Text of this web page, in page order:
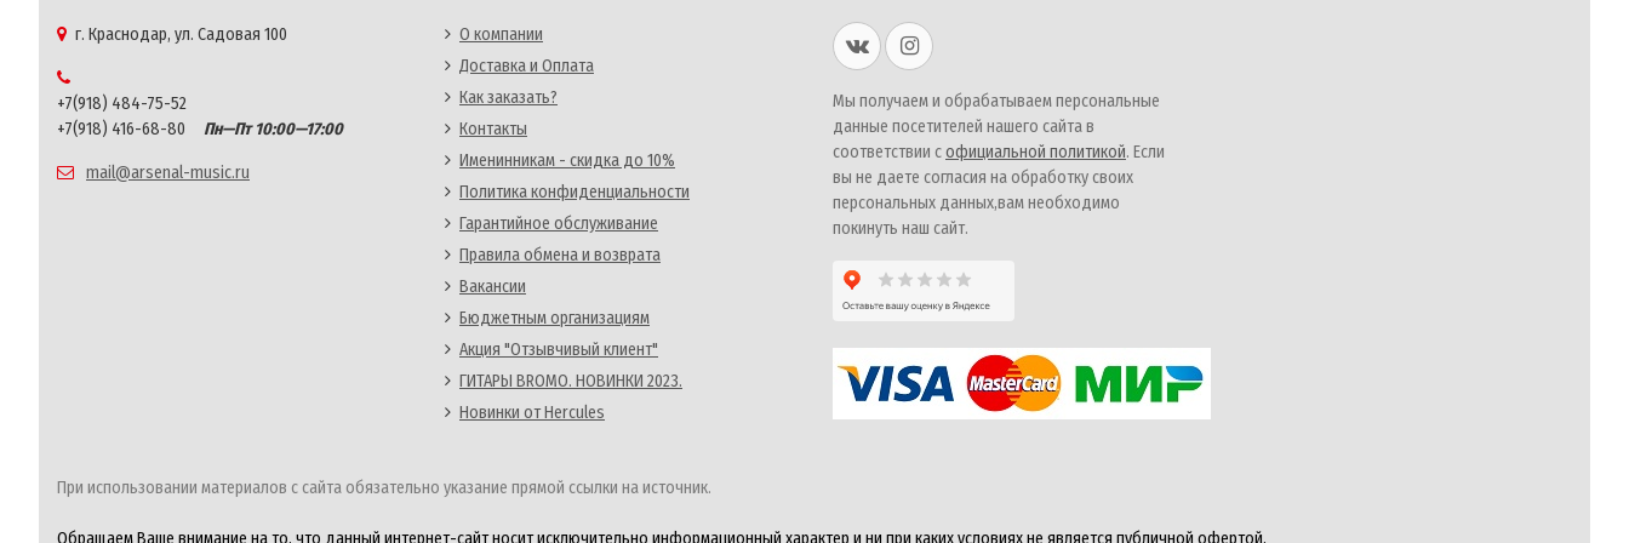
г. Краснодар, ул. Садовая 100
+7(918) 484-75-52
+7(918) 416-68-80
Пн—Пт 10:00—17:00
mail@arsenal-music.ru
О компании
Доставка и Оплата
Как заказать?
Контакты
Именинникам - скидка до 10%
Политика конфиденциальности
Гарантийное обслуживание
Правила обмена и возврата
Вакансии
Бюджетным организациям
Акция "Отзывчивый клиент"
ГИТАРЫ BROMO. НОВИНКИ 2023.
Новинки от Hercules
Мы получаем и обрабатываем персональные
данные посетителей нашего сайта в
соответствии софициальной политикой. Если
вы не даете согласия на обработку своих
персональных данных,вам необходимо
покинуть наш сайт.
При использовании материалов с сайта обязательно указание прямой ссылки на источник.
Обращаем Ваше внимание на то, что данный интернет-сайт носит исключительно информационный характер и ни при каких условиях не является публичной офертой,